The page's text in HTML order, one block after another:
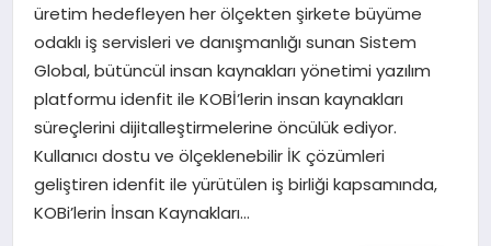
YAŞAM
üretim hedefleyen her ölçekten şirkete büyüme
odaklı iş servisleri ve danışmanlığı sunan Sistem
Global, bütüncül insan kaynakları yönetimi yazılım
platformu idenfit ile KOBİ’lerin insan kaynakları
süreçlerini dijitalleştirmelerine öncülük ediyor.
Kullanıcı dostu ve ölçeklenebilir İK çözümleri
geliştiren idenfit ile yürütülen iş birliği kapsamında,
KOBi’lerin İnsan Kaynakları…